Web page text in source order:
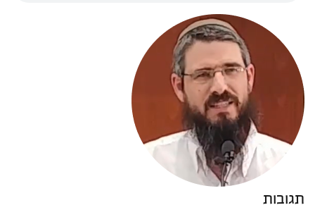
תגובות